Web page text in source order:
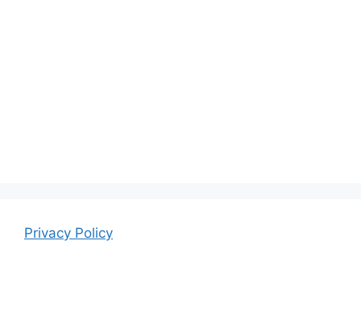
Privacy Policy